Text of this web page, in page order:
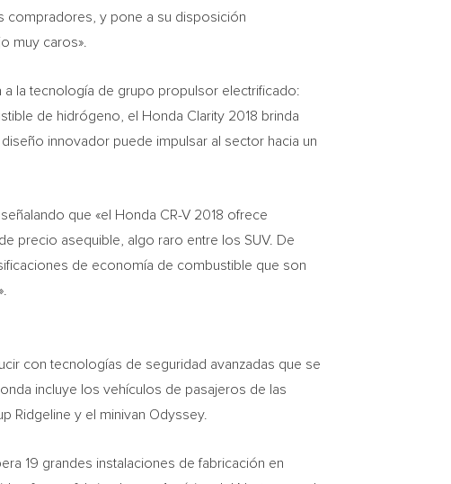
compradores, y pone a su disposición
muy caros».
la tecnología de grupo propulsor electrificado:
de hidrógeno, el Honda Clarity 2018 brinda
innovador puede impulsar al sector hacia un
que «el Honda CR-V 2018 ofrece
precio asequible, algo raro entre los SUV. De
de economía de combustible que son
con tecnologías de seguridad avanzadas que se
incluye los vehículos de pasajeros de las
Ridgeline y el minivan Odyssey.
19 grandes instalaciones de fabricación en